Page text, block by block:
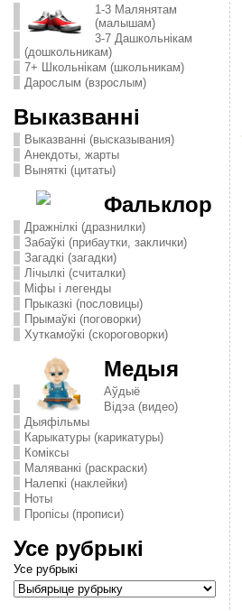
1-3 Малянятам
(малышам)
3-7 Дашкольнікам
(дошкольникам)
7+ Школьнікам (школьникам)
Дарослым (взрослым)
Выказванні
Выказванні (высказывания)
Анекдоты, жарты
Выняткі (цитаты)
Фальклор
Дражнілкі (дразнилки)
Забаўкі (прибаутки, заклички)
Загадкі (загадки)
Лічылкі (считалки)
Міфы і легенды
Прыказкі (пословицы)
Прымаўкі (поговорки)
Хуткамоўкі (скороговорки)
Медыя
Аўдыё
Відэа (видео)
Дыяфільмы
Карыкатуры (карикатуры)
Комiксы
Маляванкі (раскраски)
Налепкі (наклейки)
Ноты
Пропісы (прописи)
Усе рубрыкі
Усе рубрыкі